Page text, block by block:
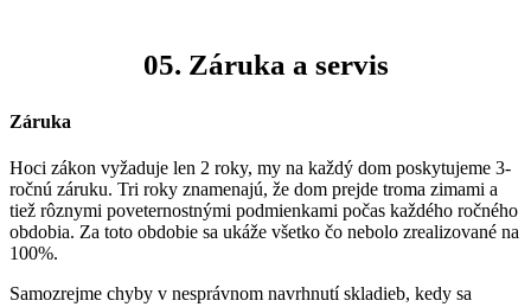
05. Záruka a servis
Záruka
Hoci zákon vyžaduje len 2 roky, my na každý dom poskytujeme 3-
ročnú záruku. Tri roky znamenajú, že dom prejde troma zimami a
tiež rôznymi poveternostnými podmienkami počas každého ročného
obdobia. Za toto obdobie sa ukáže všetko čo nebolo zrealizované na
100%.
Samozrejme chyby v nesprávnom navrhnutí skladieb, kedy sa